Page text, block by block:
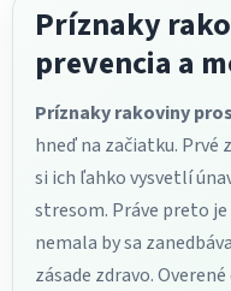
Príznaky
prevencia a
Príznaky rakoviny
hneď na začiatku. Prvé
si ich ľahko vysvetlí
stresom. Práve preto je
nemala by sa
zásade zdravo.